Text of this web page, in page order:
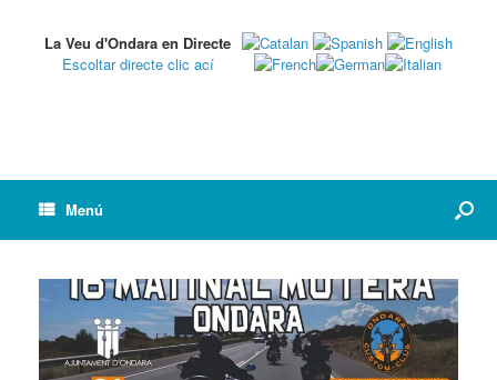
La Veu d'Ondara en Directe
Escoltar directe clic ací
Menú